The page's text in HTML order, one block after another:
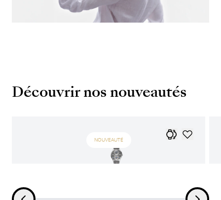
Découvrir nos nouveautés
NOUVEAUTÉ